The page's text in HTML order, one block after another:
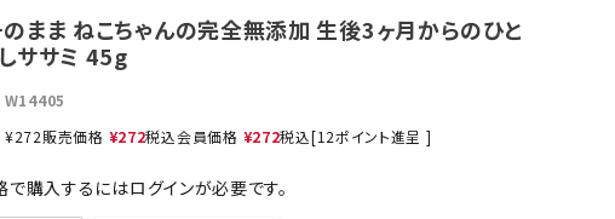
ネコポス対象商品一覧
まま ねこちゃんの完全無添加 生後3ヶ月からのひと
ササミ 45g
W14405
¥272販売価格 ¥272税込会員価格 ¥272税込[12ポイント進呈 ]
購入するにはログインが必要です。